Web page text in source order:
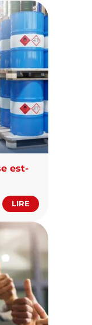
est-
LIRE